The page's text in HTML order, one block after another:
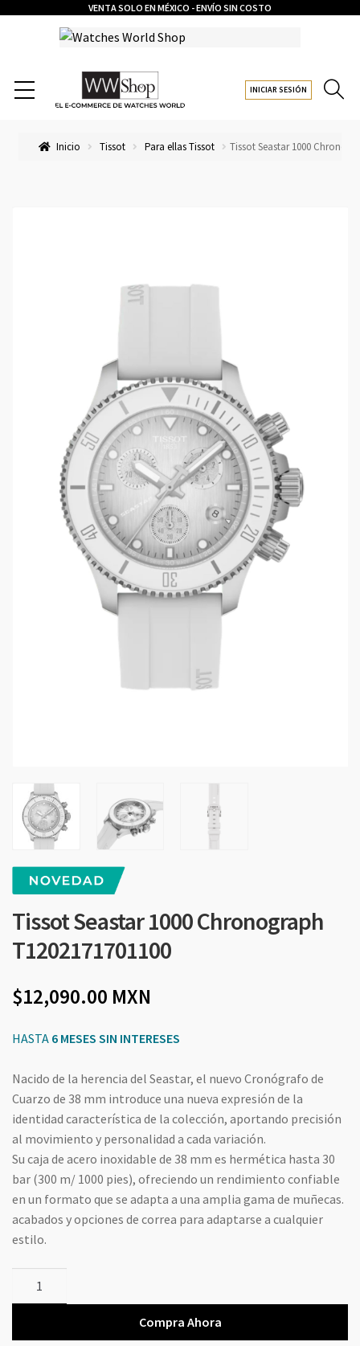
VENTA SOLO EN MÉXICO - ENVÍO SIN COSTO
INICIAR SESIÓN
Inicio Tissot Para ellas Tissot Tissot Seastar 1000
Tissot Seastar 1000 Chronograph
T1202171701100
12,090.00 MXN
HASTA 6 MESES SIN INTERESES
Nacido de la herencia del Seastar, el nuevo Cronógrafo de
Cuarzo de 38 mm introduce una nueva expresión de la
identidad característica de la colección, aportando precisión
al movimiento y personalidad a cada variación.
Su caja de acero inoxidable de 38 mm es hermética hasta 30
bar (300 m/ 1000 pies), ofreciendo un rendimiento confiable
en un formato que se adapta a una amplia gama de muñecas.
acabados y opciones de correa para adaptarse a cualquier
estilo.
Chronograph
Compra Ahora